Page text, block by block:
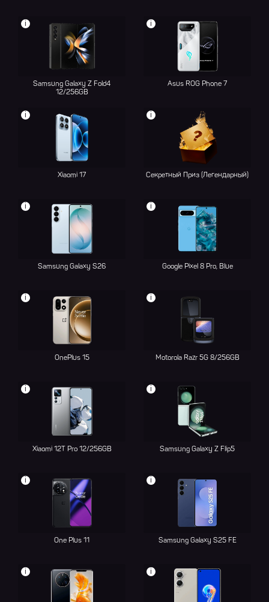
i
Samsung Galaxy Z Fold4
12/256GB
i
Asus ROG Phone 7
i
Xiaomi 17
i
Секретный Приз (Легендарный)
i
Samsung Galaxy S26
i
Google Pixel 8 Pro, Blue
i
OnePlus 15
i
Motorola Razr 5G 8/256GB
i
Xiaomi 12T Pro 12/256GB
i
Samsung Galaxy Z Flip5
i
One Plus 11
i
Samsung Galaxy S25 FE
i i